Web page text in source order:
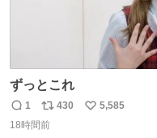
ずっとこれ
返
信
1
リ
ポ
430
い
5,585
18時間前